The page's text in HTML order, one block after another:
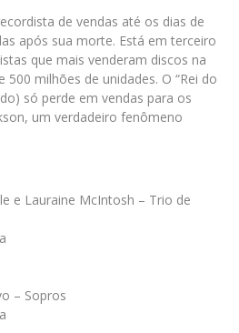
de vendas até os dias de
após sua morte. Está em terceiro
que mais venderam discos na
500 milhões de unidades. O “Rei do
só perde em vendas para os
um verdadeiro fenômeno
e Lauraine McIntosh – Trio de
– Sopros